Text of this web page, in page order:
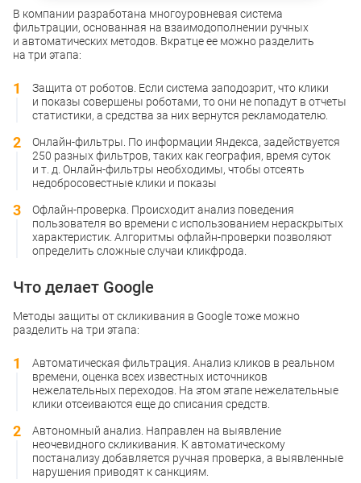
В компании разработана многоуровневая система
фильтрации, основанная на взаимодополнении ручных
и автоматических методов. Вкратце ее можно разделить
на три этапа:
Защита от роботов. Если система заподозрит, что клики
и показы совершены роботами, то они не попадут в отчеты
статистики, а средства за них вернутся рекламодателю.
Онлайн-фильтры. По информации Яндекса, задействуется
250 разных фильтров, таких как география, время суток
и т. д. Онлайн-фильтры необходимы, чтобы отсеять
недобросовестные клики и показы
Офлайн-проверка. Происходит анализ поведения
пользователя во времени с использованием нераскрытых
характеристик. Алгоритмы офлайн-проверки позволяют
определить сложные случаи кликфрода.
Что делает Google
Методы защиты от скликивания в Google тоже можно
разделить на три этапа:
Автоматическая фильтрация. Анализ кликов в реальном
времени, оценка всех известных источников
нежелательных переходов. На этом этапе нежелательные
клики отсеиваются еще до списания средств.
Автономный анализ. Направлен на выявление
неочевидного скликивания. К автоматическому
постанализу добавляется ручная проверка, а выявленные
нарушения приводят к санкциям.